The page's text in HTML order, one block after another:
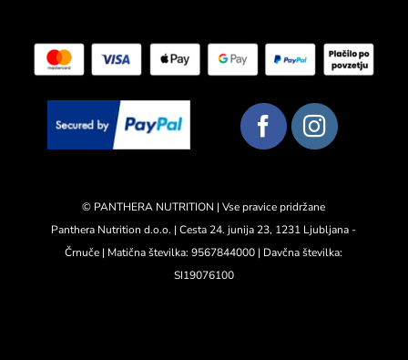
© PANTHERA NUTRITION | Vse pravice pridržane
Panthera Nutrition d.o.o. | Cesta 24. junija 23, 1231 Ljubljana -
Črnuče | Matična številka: 9567844000 | Davčna številka:
SI19076100